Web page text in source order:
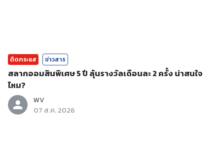
ติดกระแส ข่าวสาร
สลากออมสินพิเศษ 5 ปี ลุ้นรางวัลเดือนละ 2 ครั้ง น่าสนใจ
ไหม?
WV
07 ส.ค. 2026